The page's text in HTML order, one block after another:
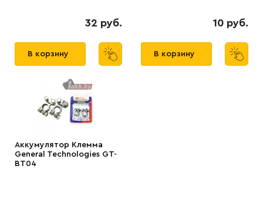
32 руб.
В корзину
10 руб.
В корзину
Аккумулятор Клемма
General Technologies GT-
BT04